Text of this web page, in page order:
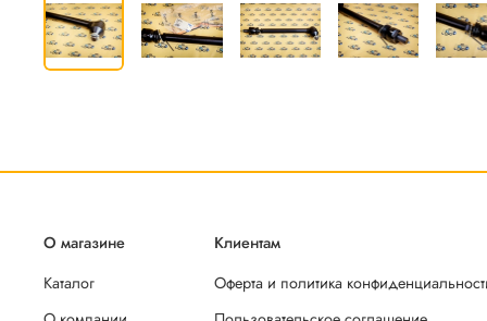
О магазине
Каталог
Клиентам
Оферта и политика